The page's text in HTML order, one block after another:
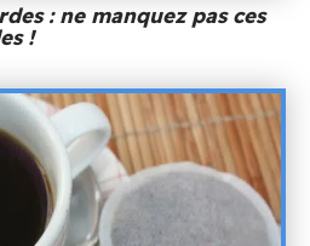
: ne manquez pas ces
!